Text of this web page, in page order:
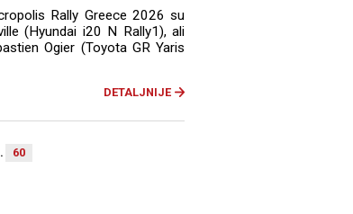
Rally Greece 2026 su
(Hyundai i20 N Rally1), ali
Ogier (Toyota GR Yaris
DETALJNIJE
60